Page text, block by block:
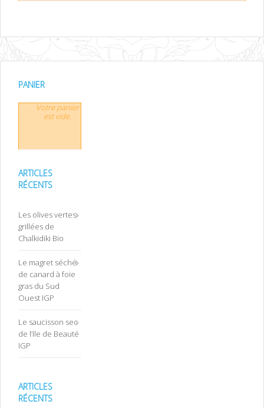
PANIER
Votre panier
est vide.
ARTICLES
RÉCENTS
Les olives vertes
grillées de
Chalkidiki Bio
Le magret séché
de canard à foie
gras du Sud
Ouest IGP
Le saucisson sec
de l’Ile de Beauté
IGP
ARTICLES
RÉCENTS